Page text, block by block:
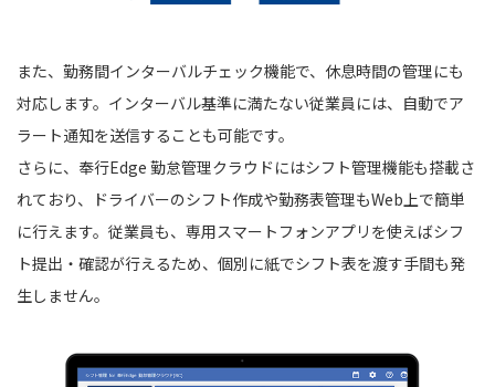
また、勤務間インターバルチェック機能で、休息時間の管理にも
対応します。インターバル基準に満たない従業員には、自動でア
ラート通知を送信することも可能です。
さらに、奉行Edge 勤怠管理クラウドにはシフト管理機能も搭載さ
れており、ドライバーのシフト作成や勤務表管理もWeb上で簡単
に行えます。従業員も、専用スマートフォンアプリを使えばシフ
ト提出・確認が行えるため、個別に紙でシフト表を渡す手間も発
生しません。